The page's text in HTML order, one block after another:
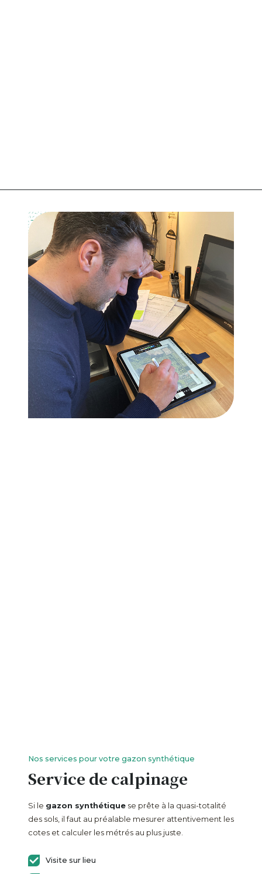
Nos services pour votre gazon synthétique
Service de calpinage
Si le gazon synthétiquese prête à la quasi-totalité
des sols, il faut au préalable mesurer attentivement les
cotes et calculer les métrés au plus juste.
Visite sur lieu